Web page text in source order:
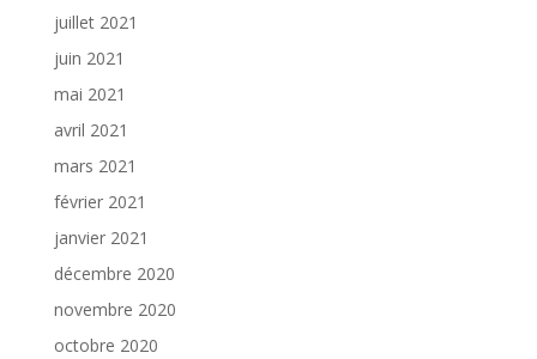
juillet 2021
juin 2021
mai 2021
avril 2021
mars 2021
février 2021
janvier 2021
décembre 2020
novembre 2020
octobre 2020